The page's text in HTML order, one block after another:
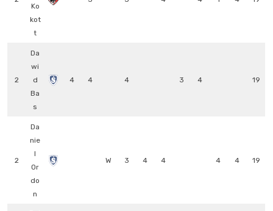
Ko
kot
t
2
Da
wi
d
Ba
s
4 4 4 3 4 19
2
Da
nie
l
Or
do
n
W 3 4 4 4 4 19